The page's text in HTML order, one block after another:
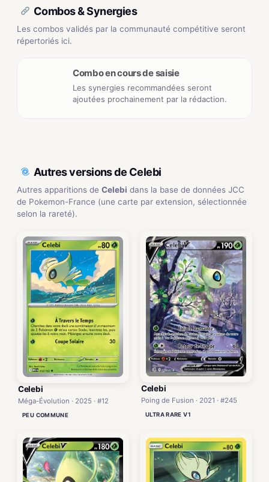
Combos & Synergies
Les combos validés par la communauté compétitive seront
répertoriés ici.
Combo en cours de saisie
Les synergies recommandées seront
ajoutées prochainement par la rédaction.
Autres versions de Celebi
Autres apparitions de Celebi dans la base de données JCC
de Pokemon-France (une carte par extension, sélectionnée
selon la rareté).
Celebi
Méga-Évolution · 2025 · #12
PEU COMMUNE
Celebi
Poing de Fusion · 2021 · #245
ULTRA RARE V1